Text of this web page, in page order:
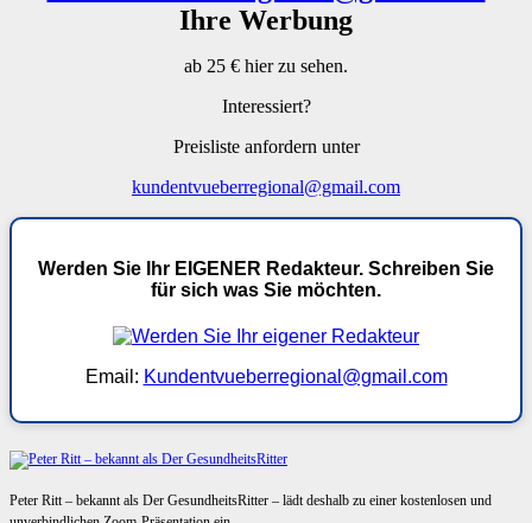
Ihre Werbung
ab 25 € hier zu sehen.
Interessiert?
Preisliste anfordern unter
kundentvueberregional@gmail.com
Werden Sie Ihr EIGENER Redakteur. Schreiben Sie
für sich was Sie möchten.
Email: Kundentvueberregional@gmail.com
Peter Ritt – bekannt als Der GesundheitsRitter – lädt deshalb zu einer kostenlosen und